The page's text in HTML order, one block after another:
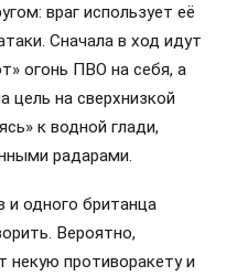
враг использует её
Сначала в ход идут
огонь ПВО на себя, а
цель на сверхнизкой
к водной глади,
радарами.
и одного британца
Вероятно,
некую противоракету и